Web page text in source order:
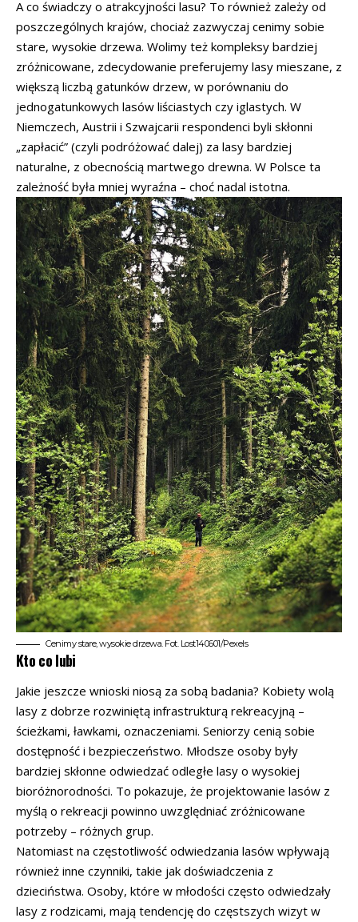
A co świadczy o atrakcyjności lasu? To również zależy od
poszczególnych krajów, chociaż zazwyczaj cenimy sobie
stare, wysokie drzewa. Wolimy też kompleksy bardziej
zróżnicowane, zdecydowanie preferujemy lasy mieszane, z
większą liczbą gatunków drzew, w porównaniu do
jednogatunkowych lasów liściastych czy iglastych. W
Niemczech, Austrii i Szwajcarii respondenci byli skłonni
„zapłacić” (czyli podróżować dalej) za lasy bardziej
naturalne, z obecnością martwego drewna. W Polsce ta
zależność była mniej wyraźna – choć nadal istotna.
Cenimy stare, wysokie drzewa. Fot. Lost140601/Pexels
Kto co lubi
Jakie jeszcze wnioski niosą za sobą badania? Kobiety wolą
lasy z dobrze rozwiniętą infrastrukturą rekreacyjną –
ścieżkami, ławkami, oznaczeniami. Seniorzy cenią sobie
dostępność i bezpieczeństwo. Młodsze osoby były
bardziej skłonne odwiedzać odległe lasy o wysokiej
bioróżnorodności. To pokazuje, że projektowanie lasów z
myślą o rekreacji powinno uwzględniać zróżnicowane
potrzeby – różnych grup.
Natomiast na częstotliwość odwiedzania lasów wpływają
również inne czynniki, takie jak doświadczenia z
dzieciństwa. Osoby, które w młodości często odwiedzały
lasy z rodzicami, mają tendencję do częstszych wizyt w